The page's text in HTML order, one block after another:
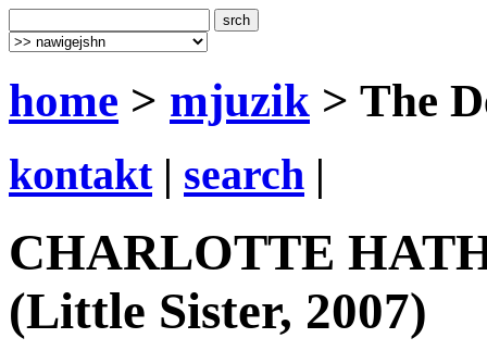
home > mjuzik > The
kontakt| search |
CHARLOTTE
(Little Sister, 2007)